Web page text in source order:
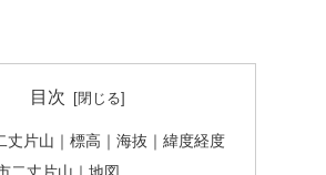
目次
丈片山｜標高｜海抜｜緯度経度